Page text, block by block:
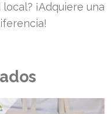
¡Adquiere una